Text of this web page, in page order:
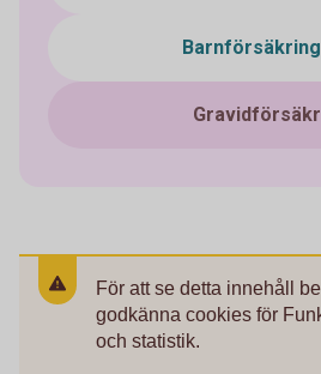
Barnförsäkring
För att se detta innehåll
godkänna cookies för
och statistik.